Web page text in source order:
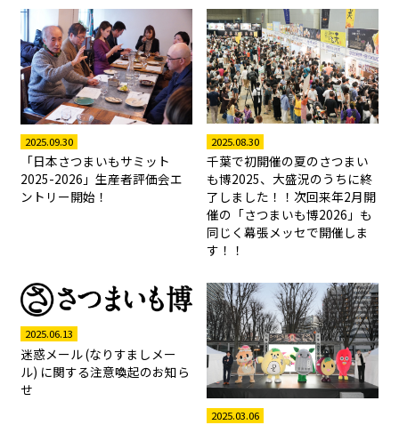
2025.09.30
「日本さつまいもサミット
2025-2026」生産者評価会エ
ントリー開始！
2025.08.30
千葉で初開催の夏のさつまい
も博2025、大盛況のうちに終
了しました！！次回来年2月開
催の「さつまいも博2026」も
同じく幕張メッセで開催しま
す！！
2025.06.13
迷惑メール (なりすましメー
ル) に関する注意喚起のお知ら
せ
2025.03.06